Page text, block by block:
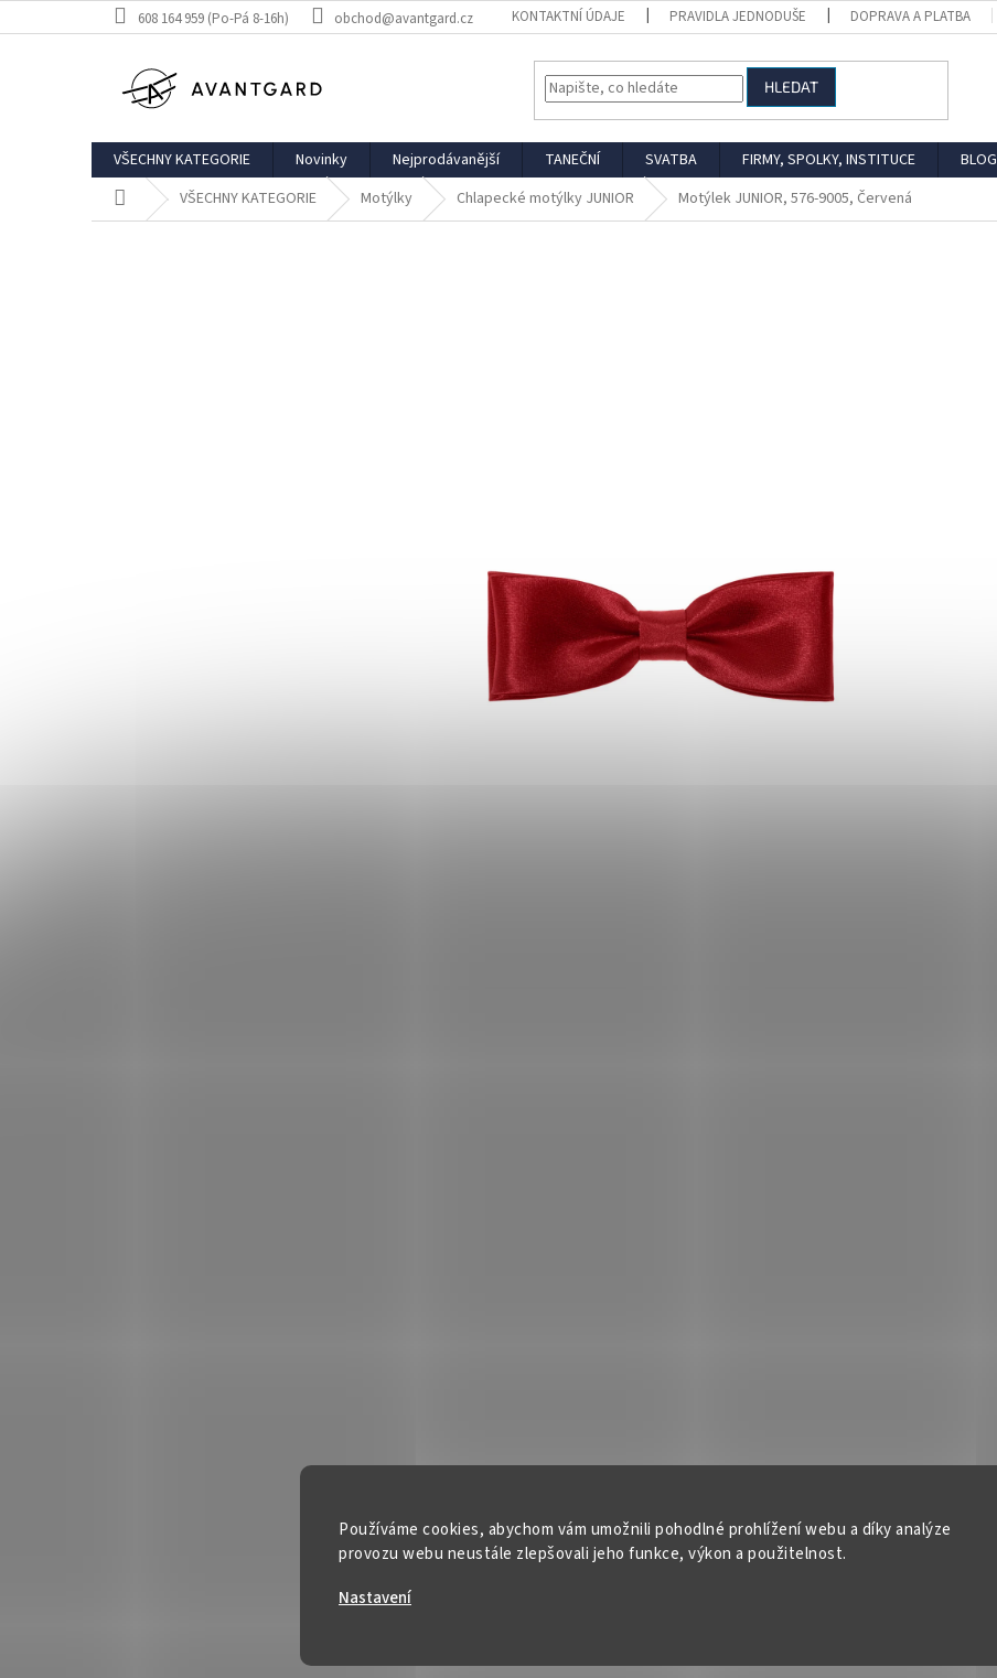
Používáme cookies, abychom vám umožnili pohodlné prohlížení webu a díky analýze
provozu webu neustále zlepšovali jeho funkce, výkon a použitelnost.
Nastavení
na
608 164 959 (Po-Pá 8-16h) obchod@avantgard.cz KONTAKTNÍ ÚDAJE PRAVIDLA JEDNODUŠE DOPRAVA A PLATBA
HLEDAT
VŠECHNY KATEGORIE Novinky Nejprodávanější TANEČNÍ SVATBA FIRMY, SPOLKY, INSTITUCE
BLOG
Domů VŠECHNY KATEGORIE Motýlky Chlapecké motýlky JUNIOR Motýlek JUNIOR, 576-9005, Červená